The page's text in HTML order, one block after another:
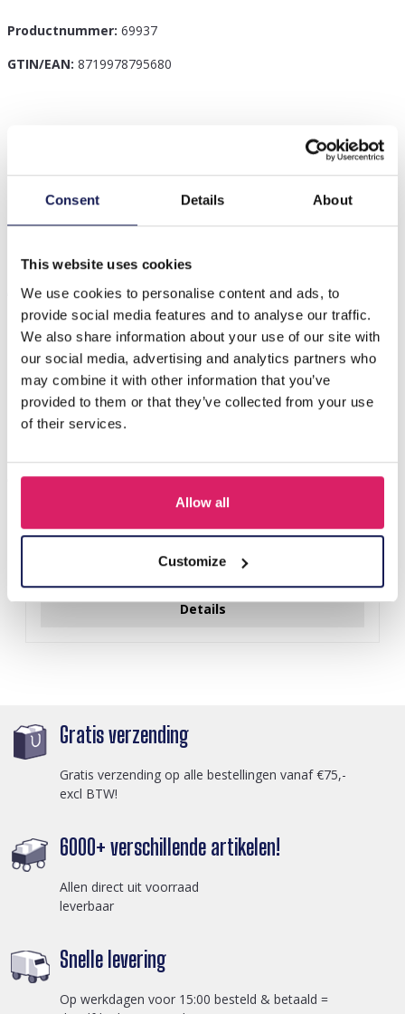
Consent Details About
This website uses cookies
We use cookies to personalise content and ads, to
provide social media features and to analyse our traffic.
We also share information about your use of our site with
our social media, advertising and analytics partners who
may combine it with other information that you’ve
provided to them or that they’ve collected from your use
of their services.
Allow all
Customize
Productnummer: 69937
GTIN/EAN: 8719978795680
Maak kennis met de Q-J3.1 HAT1106-002-1 pet in een
luxueuze fluwelen look, elegant afgewerkt in zachtroze.
Deze stijlvolle p…
Anderen kochten ook
Z-E2.3 LED Foam Sticks -Multi Color 47x3.5cm
Login voor prijzen
Details
Gratis verzending
Gratis verzending op alle bestellingen vanaf €75,-
excl BTW!
6000+ verschillende artikelen!
Allen direct uit voorraad
leverbaar
Snelle levering
Op werkdagen voor 15:00 besteld & betaald =